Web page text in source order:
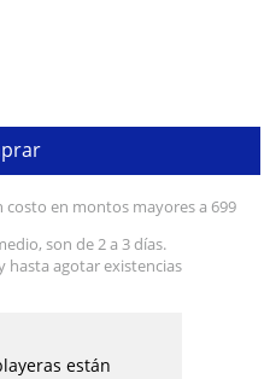
costo en montos mayores a 699
son de 2 a 3 días.
agotar existencias
están